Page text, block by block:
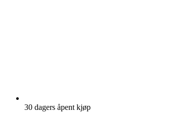
30 dagers åpent kjøp